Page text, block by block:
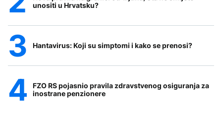
unositi u Hrvatsku?
Hantavirus: Koji su simptomi i kako se prenosi?
FZO RS pojasnio pravila zdravstvenog osiguranja za
inostrane penzionere